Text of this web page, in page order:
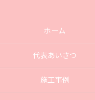
ホーム
代表あいさつ
施工事例